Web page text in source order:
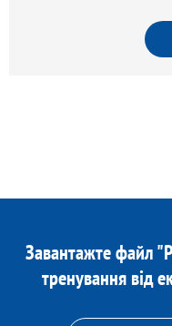
Завантажте файл
тренування від